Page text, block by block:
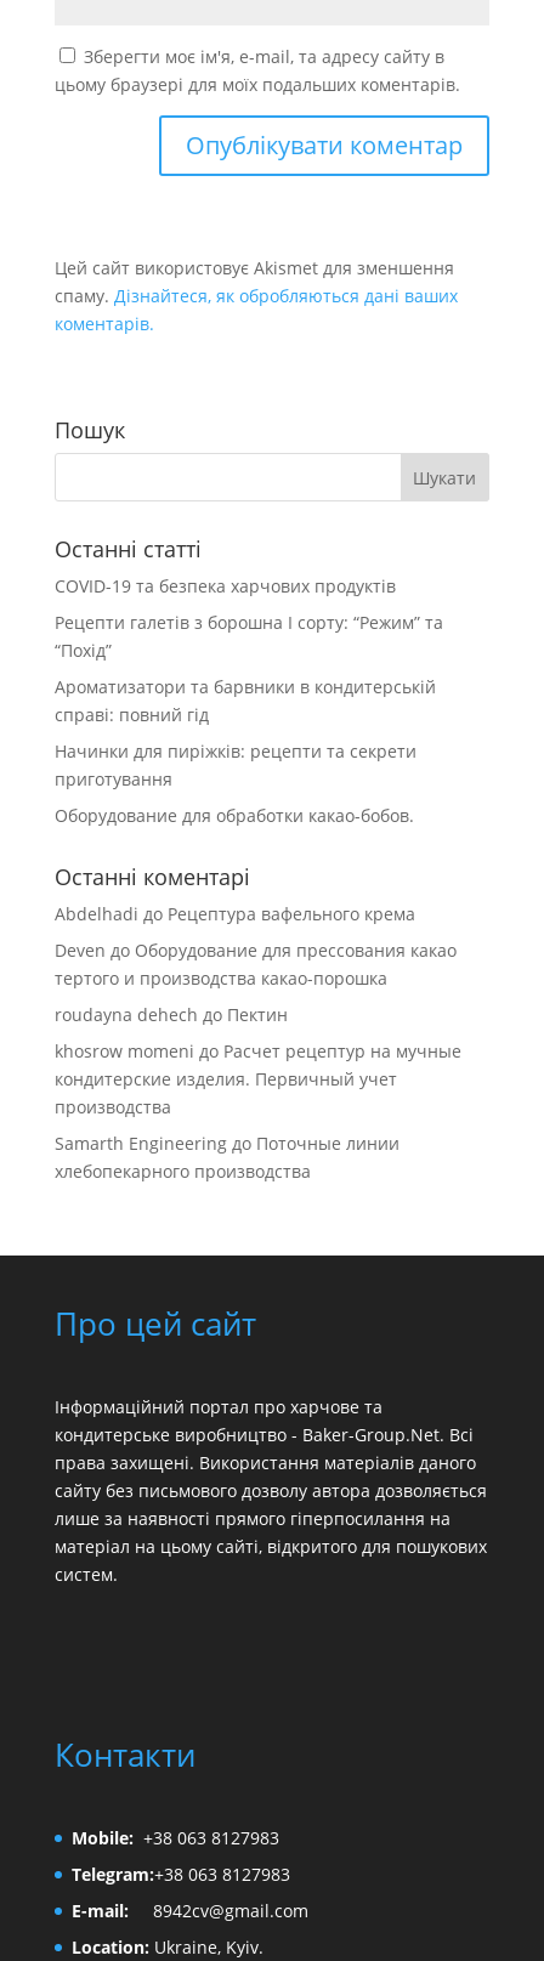
Зберегти моє ім'я, e-mail, та адресу сайту в
цьому браузері для моїх подальших коментарів.
Цей сайт використовує Akismet для зменшення
спаму. Дізнайтеся, як обробляються дані ваших
коментарів.
Пошук
Останні статті
COVID-19 та безпека харчових продуктів
Рецепти галетів з борошна І сорту: “Режим” та
“Похід”
Ароматизатори та барвники в кондитерській
справі: повний гід
Начинки для пиріжків: рецепти та секрети
приготування
Оборудование для обработки какао-бобов.
Останні коментарі
Abdelhadi до Рецептура вафельного крема
Deven до Оборудование для прессования какао
тертого и производства какао-порошка
roudayna dehech до Пектин
khosrow momeni до Расчет рецептур на мучные
кондитерские изделия. Первичный учет
производства
Samarth Engineeringдо Поточные линии
хлебопекарного производства
Про цей сайт
Інформаційний портал про харчове та
кондитерське виробництво - Baker-Group.Net. Всі
права захищені. Використання матеріалів даного
сайту без письмового дозволу автора дозволяється
лише за наявності прямого гіперпосилання на
матеріал на цьому сайті, відкритого для пошукових
систем.
Контакти
Mobile: +38 063 8127983
Telegram:+38 063 8127983
E-mail:
8942cv@gmail.com
Location:Ukraine, Kyiv.